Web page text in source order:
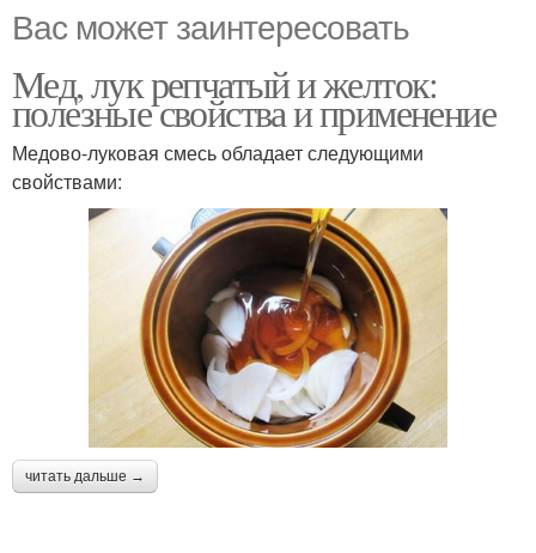
Вас может заинтересовать
Мед, лук репчатый и желток:
полезные свойства и применение
Медово-луковая смесь обладает следующими
свойствами:
читать дальше →